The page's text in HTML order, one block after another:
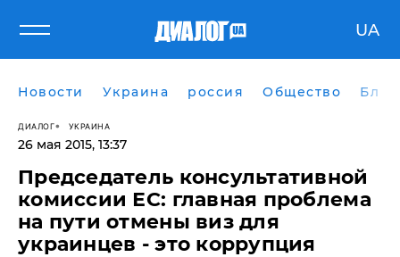
UA
Новости Украина россия Общество
ДИАЛОГ УКРАИНА
26 мая 2015, 13:37
Председатель консультативной
комиссии ЕС: главная проблема
на пути отмены виз для
украинцев - это коррупция